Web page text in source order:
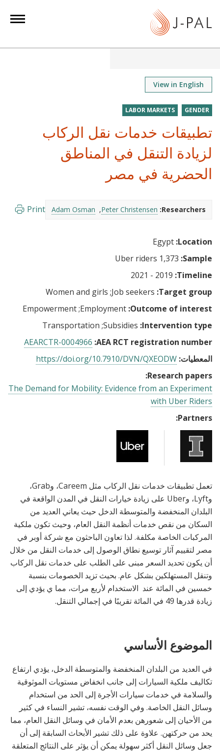
View in English
GENDER
LABOR MARKETS
تطبيقات خدمات نقل الركاب
لزيادة التنقل في المناطق
الحضرية في مصر
Researchers:
Peter Christensen
Adam Osman
Print
Location:
Sample:
Timeline:
Target group:
Job seekers
Women and girls
Outcome of interest:
Employment
Empowerment
Intervention type:
Subsidies
Transportation
AEA RCT registration number:
AEARCTR-0004966
المعطيات: https://doi.org/10.7910/DVN/QXEODW
Research papers:
The Demand for Mobility: Evidence from an Experiment
with Uber Riders
Partners:
تعمل تطبيقات خدمات نقل الركاب مثل Careem، وGrab،
وLyft، وUber على زيادة خيارات النقل في المدن الواقعة في
البلدان المنخفضة والمتوسطة الدخل حيث يعاني العديد من
السكان من نقص خدمات أنظمة النقل العام، وحيث تكون ملكية
المركبات الخاصة مكلفة. لذا تعاون الباحثون مع شركة أوبر في
مصر لتقييم آثار توسيع نطاق الوصول إلى خدمات النقل من خلال
أن يكون تحديد السعر مبنى على الطلب على خدمات نقل الركاب
وتنقل المستهلكين بشكل عام. بحيث تزيد الخصومات بنسبة
خمسين في المائة عند الاستخدام لأربع مرات، مما ي يؤدي إلى
زيادة قدرها 49 في المائة تقريبًا في إجمالي التنقل.
الموضوع الأساسي
في العديد من البلدان المنخفضة والمتوسطة الدخل، يؤدي ارتفاع
تكاليف ملكية السيارات إلى جانب انخفاض مستويات الموثوقية
والسلامة في خدمات سيارات الأجرة إلى الحد من استخدام
وسائل النقل الخاصة. وفي الوقت نفسه، تشير النساء في كثير
من الأحيان إلى شعورهن بعدم الأمان في وسائل النقل العام، مما
يحد من حركتهن. علاوة على ذلك تشير الأبحاث السابقة إلى أن
جعل وسائل النقل أكثر سهولة يمكن أن يؤثر على النتائج المتعلقة